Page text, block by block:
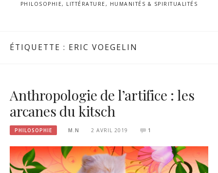
PHILOSOPHIE, LITTÉRATURE, HUMANITÉS & SPIRITUALITÉS
ÉTIQUETTE : ERIC VOEGELIN
Anthropologie de l’artifice : les
arcanes du kitsch
PHILOSOPHIE M.N 2 AVRIL 2019 1